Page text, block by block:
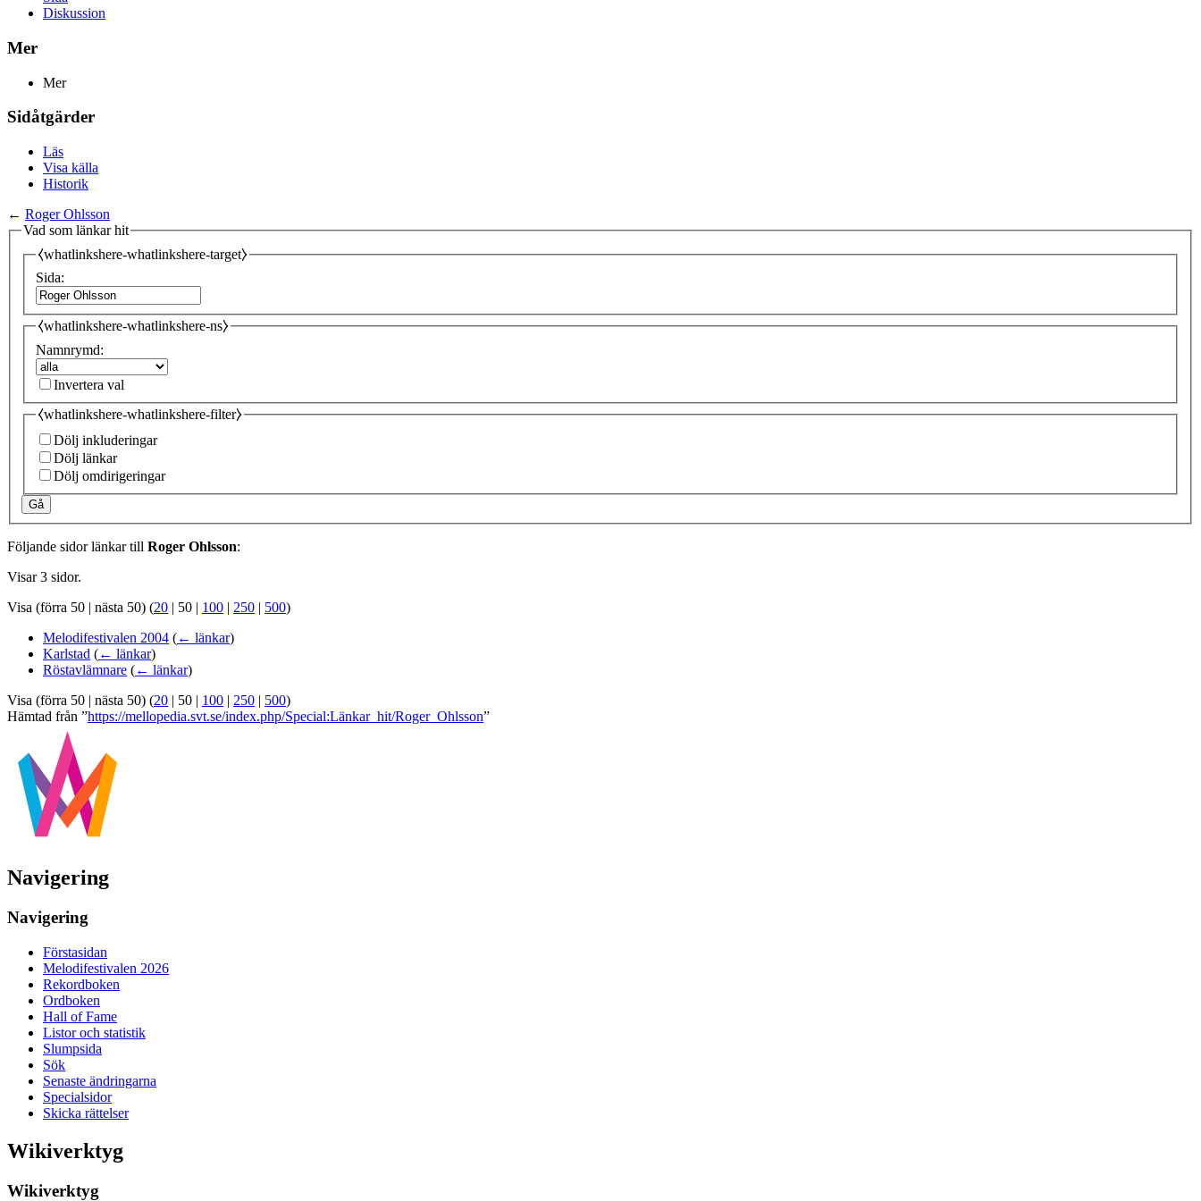
Diskussion
Mer
Mer
Sidåtgärder
Läs
Visa källa
Historik
← Roger Ohlsson
Vad som länkar hit
⧼whatlinkshere-whatlinkshere-target⧽
Sida:
⧼whatlinkshere-whatlinkshere-ns⧽
Namnrymd:
Invertera val
⧼whatlinkshere-whatlinkshere-filter⧽
Dölj inkluderingar
Dölj länkar
Dölj omdirigeringar
Gå
Följande sidor länkar till Roger Ohlsson:
Visar 3 sidor.
Visa (förra 50 | nästa 50) (20 | 50 | 100 | 250 | 500)
Melodifestivalen 2004 (← länkar)
Karlstad (← länkar)
Röstavlämnare (← länkar)
Visa (förra 50 | nästa 50) (20 | 50 | 100 | 250 | 500)
Hämtad från ”https://mellopedia.svt.se/index.php/Special:Länkar_hit/Roger_Ohlsson”
Navigering
Navigering
Förstasidan
Melodifestivalen 2026
Rekordboken
Ordboken
Hall of Fame
Listor och statistik
Slumpsida
Sök
Senaste ändringarna
Specialsidor
Skicka rättelser
Wikiverktyg
Wikiverktyg